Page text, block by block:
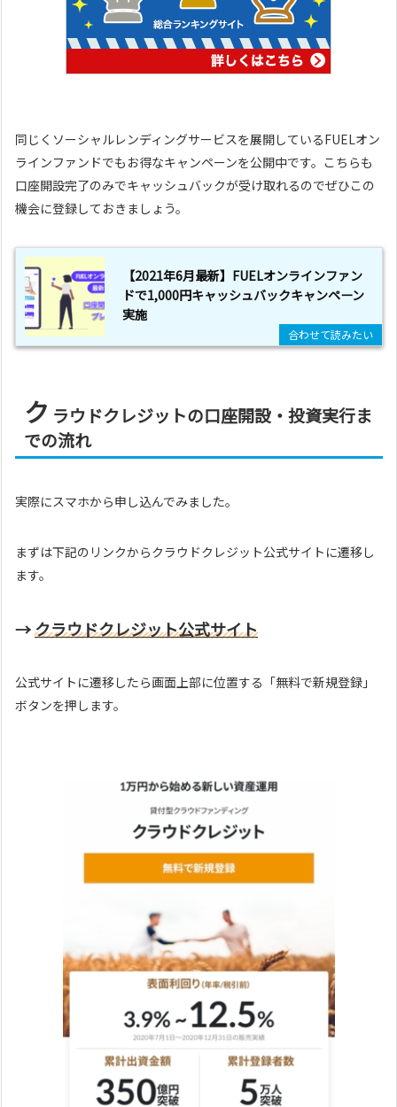
同じくソーシャルレンディングサービスを展開しているFUELオン
ラインファンドでもお得なキャンペーンを公開中です。こちらも
口座開設完了のみでキャッシュバックが受け取れるのでぜひこの
機会に登録しておきましょう。
【2021年6月最新】FUELオンラインファン
ドで1,000円キャッシュバックキャンペーン
実施
ク ラウドクレジットの口座開設・投資実行ま
での流れ
実際にスマホから申し込んでみました。
まずは下記のリンクからクラウドクレジット公式サイトに遷移し
ます。
→クラウドクレジット公式サイト
公式サイトに遷移したら画面上部に位置する「無料で新規登録」
ボタンを押します。